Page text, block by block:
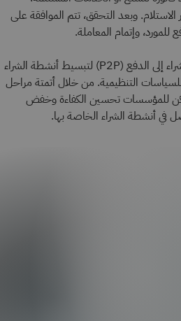
الاستلام. وبعد التحقق، تتم الموافقة على
للمورد، وإتمام المعاملة.
تم تصميم العملية الكاملة من الشراء إلى الدفع (P2P) لتبسيط أنشطة الشراء
التنظيمية. من خلال أتمتة مراحل
للمؤسسات تحسين الكفاءة وخفض
في أنشطة الشراء الخاصة بها.